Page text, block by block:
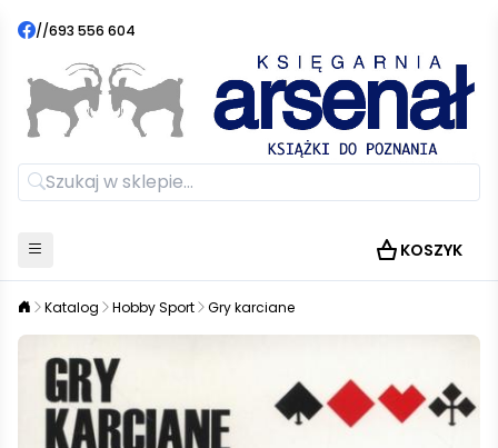
//693 556 604
KOSZYK
Katalog Hobby Sport Gry karciane